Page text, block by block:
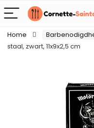
Home
staal, zwart, 11x9x2,5 cm